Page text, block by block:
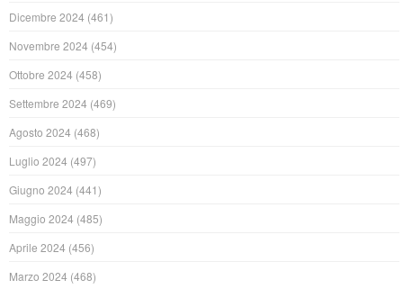
Dicembre 2024 (461)
Novembre 2024 (454)
Ottobre 2024 (458)
Settembre 2024 (469)
Agosto 2024 (468)
Luglio 2024 (497)
Giugno 2024 (441)
Maggio 2024 (485)
Aprile 2024 (456)
Marzo 2024 (468)